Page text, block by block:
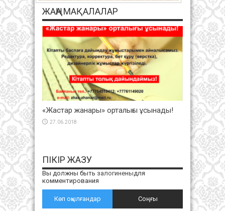
ЖАҢА МАҚАЛАЛАР
«Жастар жанары» орталығы ұсынады!
27.06.2018
ПІКІР ЖАЗУ
Вы должны быть залогиненыдля
комментирования
Көп оқылғандар Соңғы